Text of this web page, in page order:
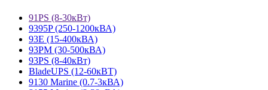
91PS (8-30кВт)
9395P (250-1200кВА)
93E (15-400кВА)
93PM (30-500кВА)
93PS (8-40кВт)
BladeUPS (12-60кВТ)
9130 Marine (0.7-3кВА)